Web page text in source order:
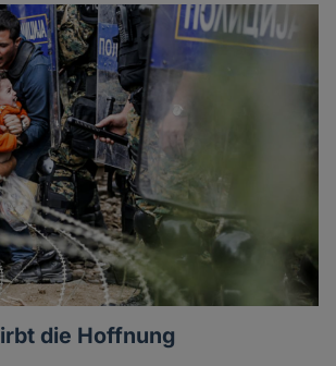
die Hoffnung